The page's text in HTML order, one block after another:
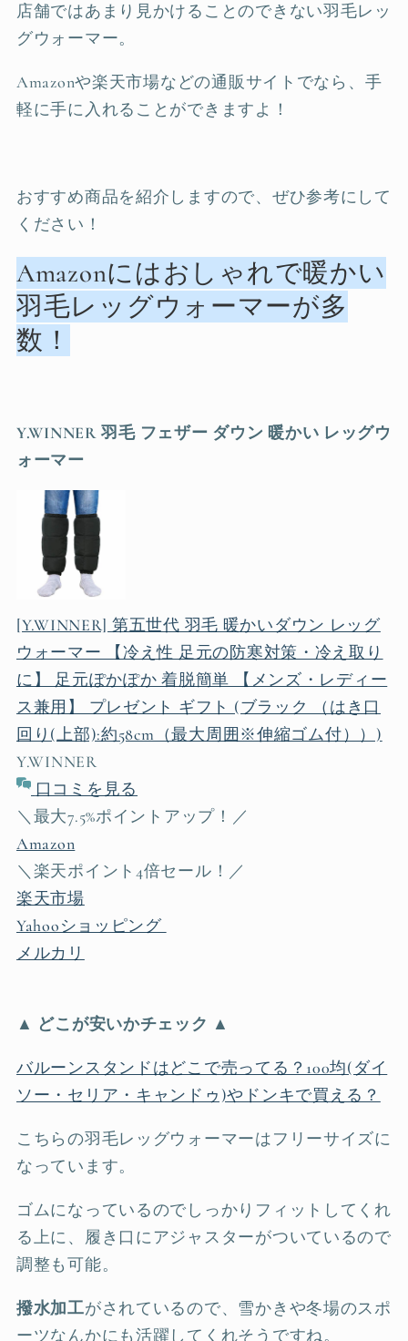
店舗ではあまり見かけることのできない羽毛レッ
グウォーマー。
Amazonや楽天市場などの通販サイトでなら、手
軽に手に入れることができますよ！
おすすめ商品を紹介しますので、ぜひ参考にして
ください！
Amazonにはおしゃれで暖かい
羽毛レッグウォーマーが多
数！
Y.WINNER 羽毛 フェザー ダウン 暖かい レッグウ
ォーマー
[Y.WINNER] 第五世代 羽毛 暖かいダウン レッグ
ウォーマー 【冷え性 足元の防寒対策・冷え取り
に】 足元ぽかぽか 着脱簡単 【メンズ・レディー
ス兼用】 プレゼント ギフト (ブラック （はき口
回り(上部):約58cm（最大周囲※伸縮ゴム付））)
Y.WINNER
口コミを見る
＼最大7.5%ポイントアップ！／
Amazon
＼楽天ポイント4倍セール！／
楽天市場
Yahooショッピング
メルカリ
▲ どこが安いかチェック ▲
バルーンスタンドはどこで売ってる？100均(ダイ
ソー・セリア・キャンドゥ)やドンキで買える？
こちらの羽毛レッグウォーマーはフリーサイズに
なっています。
ゴムになっているのでしっかりフィットしてくれ
る上に、履き口にアジャスターがついているので
調整も可能。
撥水加工がされているので、雪かきや冬場のスポ
ーツなんかにも活躍してくれそうですね。